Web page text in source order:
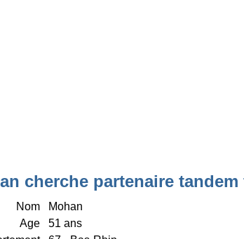
cherche partenaire
Nom
Mohan
Age
51 ans